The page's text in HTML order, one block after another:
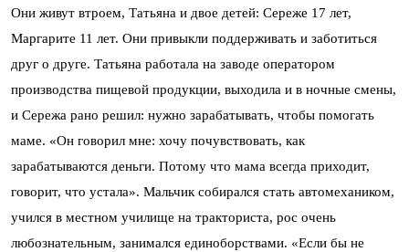
Они живут втроем, Татьяна и двое детей: Сереже 17 лет,
Маргарите 11 лет. Они привыкли поддерживать и заботиться
друг о друге. Татьяна работала на заводе оператором
производства пищевой продукции, выходила и в ночные смены,
и Сережа рано решил: нужно зарабатывать, чтобы помогать
маме. «Он говорил мне: хочу почувствовать, как
зарабатываются деньги. Потому что мама всегда приходит,
говорит, что устала». Мальчик собирался стать автомехаником,
учился в местном училище на тракториста, рос очень
любознательным, занимался единоборствами. «Если бы не